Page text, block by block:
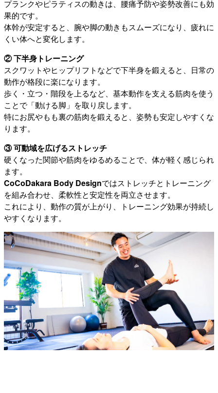
プランクやピラティスの動きは、腰痛予防や姿勢改善にも効
果的です。
体幹が安定すると、腕や脚の動きもスムーズになり、疲れに
くい体へと変化します。
② 下半身トレーニング
スクワットやヒップリフトなどで下半身を鍛えると、日常の
動作が格段に楽になります。
歩く・立つ・階段を上るなど、基本動作を支える筋肉を使う
ことで「動ける脚」を取り戻します。
特にお尻やもも裏の筋肉を鍛えると、姿勢も安定しやすくな
ります。
③ 可動域を広げるストレッチ
硬くなった関節や筋肉をゆるめることで、体が軽く感じられ
ます。
CoCoDakara Body Designではストレッチとトレーニング
を組み合わせ、柔軟性と安定性を両立させます。
これにより、動作の質が上がり、トレーニング効果が持続し
やすくなります。